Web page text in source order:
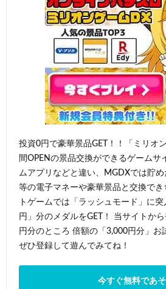
投資0円で豪華景品GET！！「ミリオ
間OPENの景品交換ができるゲームサ
ムアプリなどと違い、MGDXでは貯め
等の電子マネーや豪華景品と交換で
トゲームでは「ラッシュモード」に
円」分のメダルをGET！ 当サイトか
円分のところ 倍額の「3,000円分」お
ぜひ登録して遊んでみてね！
今すぐ無料であ